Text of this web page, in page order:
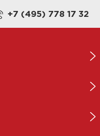
+7 (495) 778 17 32